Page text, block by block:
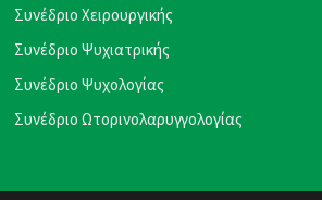
Συνέδριο Χειρουργικής
Συνέδριο Ψυχιατρικής
Συνέδριο Ψυχολογίας
Συνέδριο Ωτορινολαρυγγολογίας